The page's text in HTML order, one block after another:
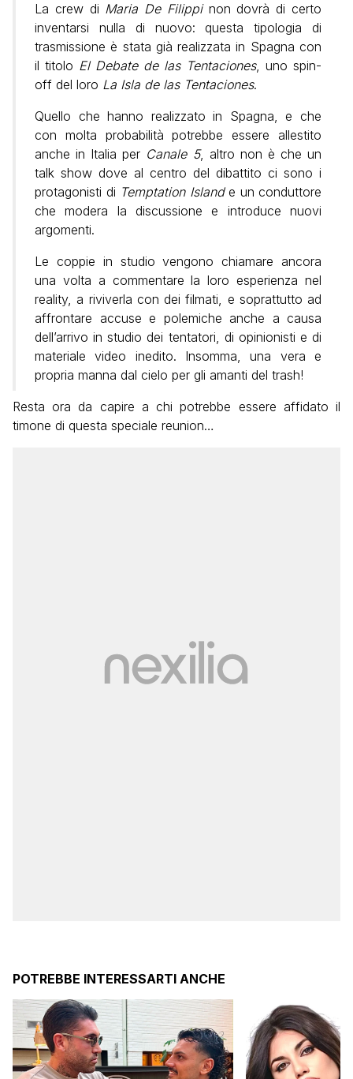
La crew di Maria De Filippinon dovrà di certo
inventarsi nulla di nuovo: questa tipologia di
trasmissione è stata già realizzata in Spagna con
il titolo El Debate de las Tentaciones, uno spin-
off del loro La Isla de las Tentaciones.
Quello che hanno realizzato in Spagna, e che
con molta probabilità potrebbe essere allestito
anche in Italia per Canale 5, altro non è che un
talk show dove al centro del dibattito ci sono i
protagonisti di Temptation Islande un conduttore
che modera la discussione e introduce nuovi
argomenti.
Le coppie in studio vengono chiamare ancora
una volta a commentare la loro esperienza nel
reality, a riviverla con dei filmati, e soprattutto ad
affrontare accuse e polemiche anche a causa
dell’arrivo in studio dei tentatori, di opinionisti e di
materiale video inedito. Insomma, una vera e
propria manna dal cielo per gli amanti del trash!
Resta ora da capire a chi potrebbe essere affidato il
timone di questa speciale reunion…
POTREBBE INTERESSARTI ANCHE